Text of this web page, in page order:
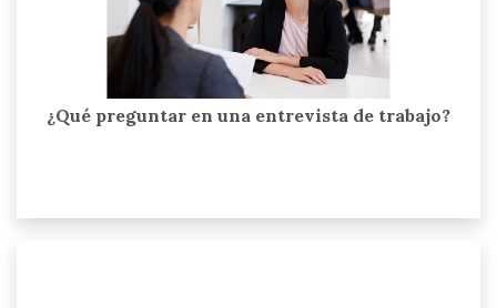
¿Qué preguntar en una entrevista de trabajo?